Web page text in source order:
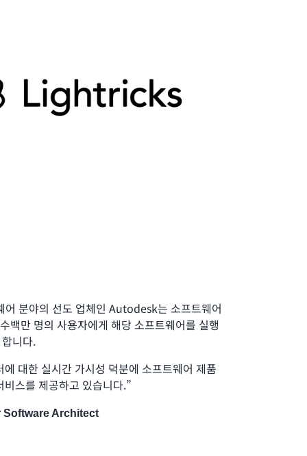
어 분야의 선도 업체인 Autodesk는 소프트웨어
백만 명의 사용자에게 해당 소프트웨어를 실행
니다.
대한 실시간 가시성 덕분에 소프트웨어 제품
스를 제공하고 있습니다.”
Architect